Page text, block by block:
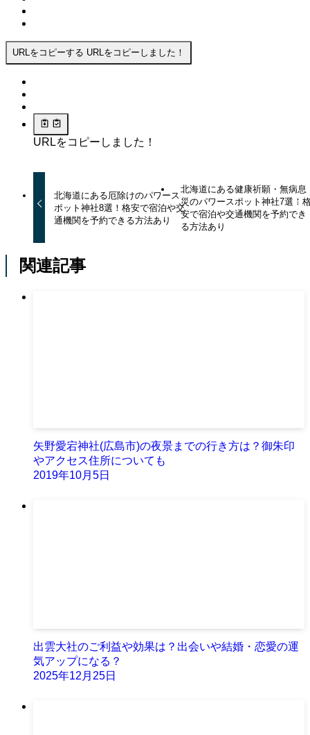
URLをコピーする URLをコピーしました！
URLをコピーしました！
北海道にある厄除けのパワース
ポット神社8選！格安で宿泊や交
通機関を予約できる方法あり
北海道にある健康祈願・無病息
災のパワースポット神社7選！
安で宿泊や交通機関を予約でき
る方法あり
関連記事
矢野愛宕神社(広島市)の夜景までの行き方は？御朱印
やアクセス住所についても
2019年10月5日
出雲大社のご利益や効果は？出会いや結婚・恋愛の運
気アップになる？
2025年12月25日